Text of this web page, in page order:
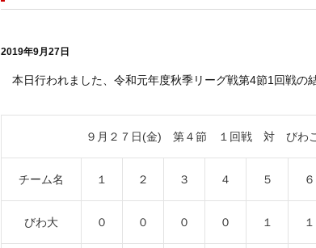
2019年9月27日
本日行われました、令和元年度秋季リーグ戦第4節1回戦の
９月２７日(金) 第４節 １回戦 対 びわ
チーム名 １ ２ ３ ４ ５ ６
びわ大 ０ ０ ０ ０ １ １